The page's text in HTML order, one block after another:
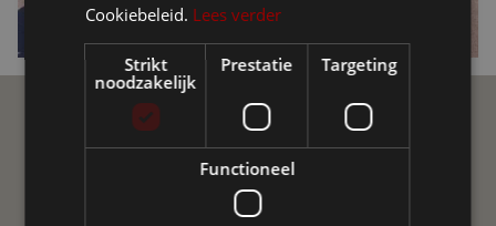
Ellio Community
Join de Ellio Community op sociale media! Een
onafhankelijke groepering van gebruikers van Ellio in
Cookiebeleid. Lees verder
Strikt
noodzakelijk
Prestatie Targeting
Functioneel